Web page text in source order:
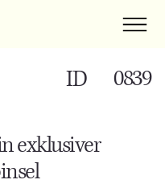
exklusiver
ID 0839